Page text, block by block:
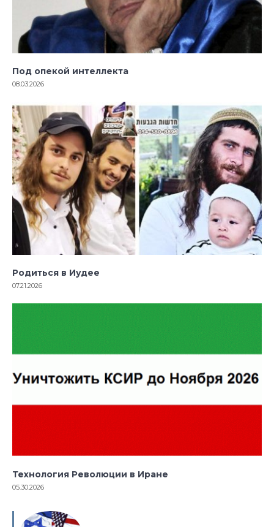
Под опекой интеллекта
08.03.2026
Родиться в Иудее
07.21.2026
Технология Революции в Иране
05.30.2026